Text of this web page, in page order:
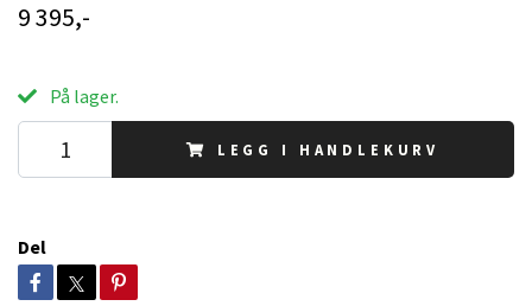
9 395,-
På lager.
LEGG I HANDLEKURV
Del